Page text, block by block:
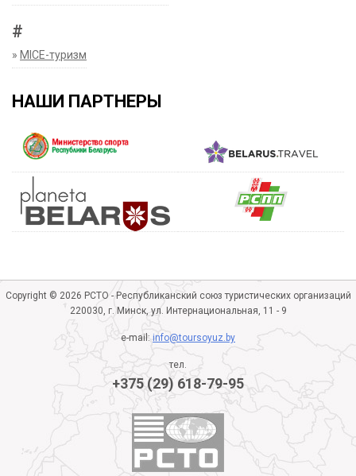
#
» MICE-туризм
НАШИ ПАРТНЕРЫ
Copyright © 2026 РСТО - Республиканский союз туристических организаций
220030, г. Минск, ул. Интернациональная, 11 - 9
e-mail:info@toursoyuz.by
тел.
+375 (29) 618-79-95